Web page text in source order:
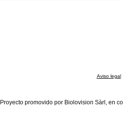
Aviso legal
Proyecto promovido por Biolovision Sàrl, en